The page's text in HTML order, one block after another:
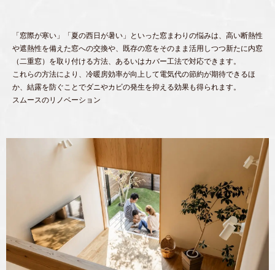
「窓際が寒い」「夏の西日が暑い」といった窓まわりの悩みは、高い断熱性
や遮熱性を備えた窓への交換や、既存の窓をそのまま活用しつつ新たに内窓
（二重窓）を取り付ける方法、あるいはカバー工法で対応できます。
これらの方法により、冷暖房効率が向上して電気代の節約が期待できるほ
か、結露を防ぐことでダニやカビの発生を抑える効果も得られます。
スムースのリノベーション